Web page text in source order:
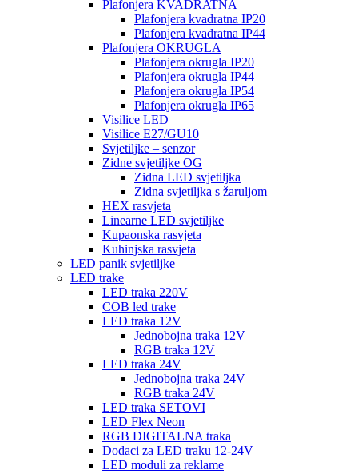
Plafonjera KVADRATNA
Plafonjera kvadratna IP20
Plafonjera kvadratna IP44
Plafonjera OKRUGLA
Plafonjera okrugla IP20
Plafonjera okrugla IP44
Plafonjera okrugla IP54
Plafonjera okrugla IP65
Visilice LED
Visilice E27/GU10
Svjetiljke – senzor
Zidne svjetiljke OG
Zidna LED svjetiljka
Zidna svjetiljka s žaruljom
HEX rasvjeta
Linearne LED svjetiljke
Kupaonska rasvjeta
Kuhinjska rasvjeta
LED panik svjetiljke
LED trake
LED traka 220V
COB led trake
LED traka 12V
Jednobojna traka 12V
RGB traka 12V
LED traka 24V
Jednobojna traka 24V
RGB traka 24V
LED traka SETOVI
LED Flex Neon
RGB DIGITALNA traka
Dodaci za LED traku 12-24V
LED moduli za reklame